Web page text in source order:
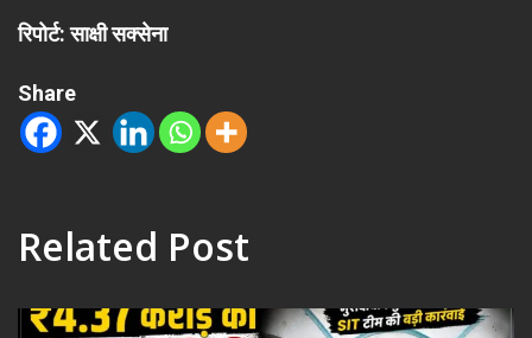
रिपोर्ट: साक्षी सक्सेना
Share
Related Post